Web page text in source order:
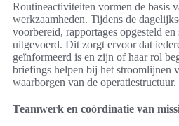
Routineactiviteiten vormen de basis
werkzaamheden. Tijdens de
voorbereid, rapportages opgesteld en
uitgevoerd. Dit zorgt ervoor dat
geïnformeerd is en zijn of haar rol
briefings helpen bij het stroomlijnen
waarborgen van de operatiestructuur.
Teamwerk en coördinatie van